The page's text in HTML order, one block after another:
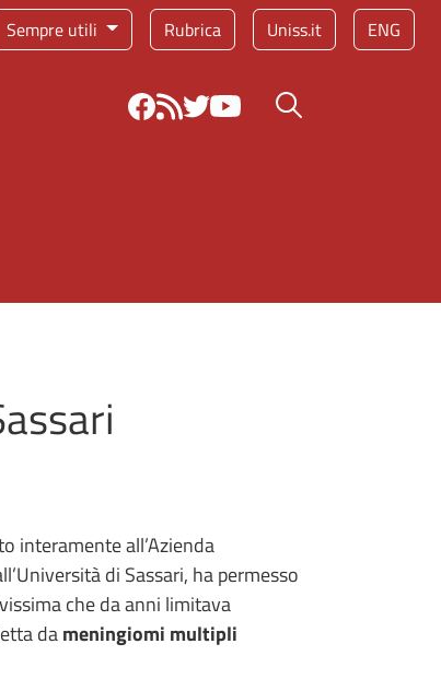
Sempre utili Rubrica Uniss.it ENG
Bottone cerca
interamente all’Azienda
di Sassari, ha permesso
che da anni limitava
dameningiomi multipli